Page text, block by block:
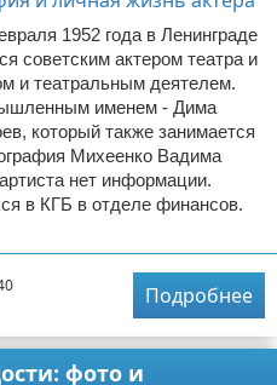
1952 года в Ленинграде
советским актером театра и
и театральным деятелем.
именем - Дима
который также занимается
Михеенко Вадима
нет информации.
в КГБ в отделе финансов.
Подробнее
фото и